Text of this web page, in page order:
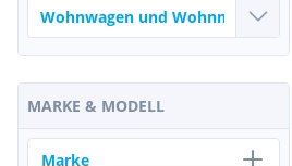
MARKE & MODELL
Marke